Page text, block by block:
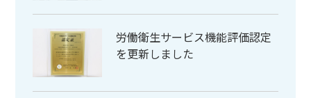
労働衛生サービス機能評価認定
を更新しました